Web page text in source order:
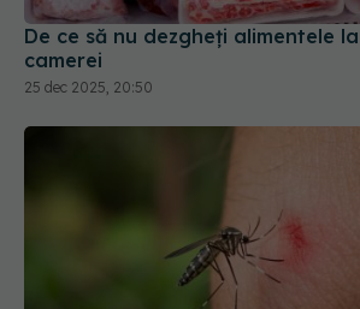
De ce să nu dezgheți alimentele
camerei
25 dec 2025, 20:50